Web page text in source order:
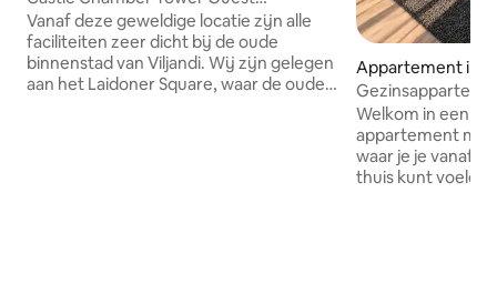
Apartment
Vanaf deze geweldige locatie zijn alle
faciliteiten zeer dicht bij de oude
binnenstad van Viljandi. Wij zijn gelegen
aan het Laidoner Square, waar de oude
Appartement in
Welkom in een
appartement met
waar je je vanaf
thuis kunt voelen. Een ideale keuze voor